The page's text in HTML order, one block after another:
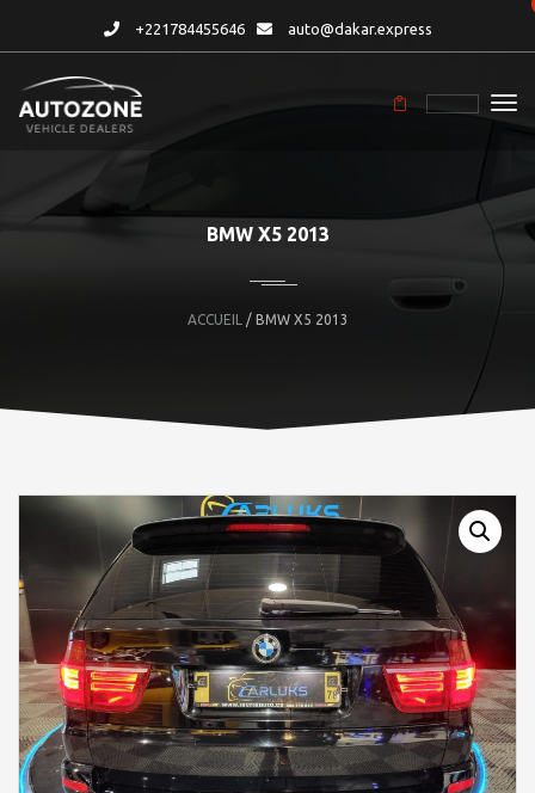
+221784455646 auto@dakar.express
BMW X5 2013
ACCUEIL / BMW X5 2013